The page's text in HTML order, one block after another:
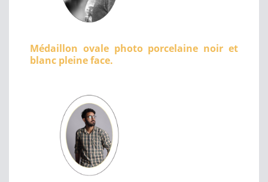
Médaillon ovale photo porcelaine noir et
blanc pleine face.